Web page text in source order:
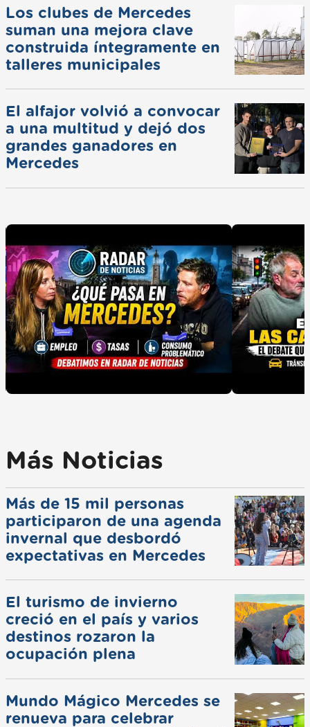
Los clubes de Mercedes
suman una mejora clave
construida íntegramente en
talleres municipales
El alfajor volvió a convocar
a una multitud y dejó dos
grandes ganadores en
Mercedes
Más Noticias
Más de 15 mil personas
participaron de una agenda
invernal que desbordó
expectativas en Mercedes
El turismo de invierno
creció en el país y varios
destinos rozaron la
ocupación plena
Mundo Mágico Mercedes se
renueva para celebrar